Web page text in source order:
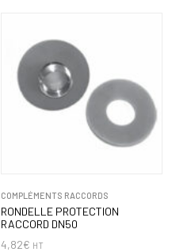
COMPLÉMENTS RACCORDS
RONDELLE PROTECTION
RACCORD DN50
4,82€ HT